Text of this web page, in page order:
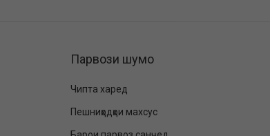
Парвози шумо
Чипта харед
Пешниҳодҳои махсус